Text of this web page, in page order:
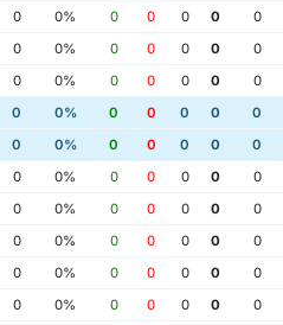
0 0% 0 0 0 0
0
0 0% 0 0 0 0
0
0 0% 0 0 0 0
0
0 0% 0 0 0 0
0
0 0% 0 0 0 0
0
0 0% 0 0 0 0
0
0 0% 0 0 0 0
0
0 0% 0 0 0 0
0
0 0% 0 0 0 0
0
0 0% 0 0 0 0
0